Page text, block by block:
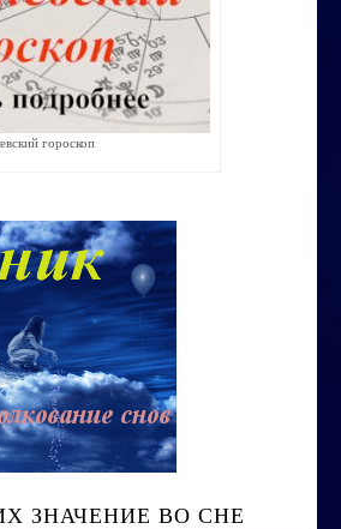
семью
гороскоп
ЗНАЧЕНИЕ ВО СНЕ